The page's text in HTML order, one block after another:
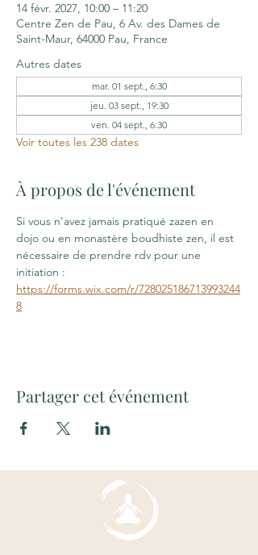
14 févr. 2027, 10:00 – 11:20
Centre Zen de Pau, 6 Av. des Dames de
Saint-Maur, 64000 Pau, France
Autres dates
mar. 01 sept., 6:30
jeu. 03 sept., 19:30
ven. 04 sept., 6:30
Voir toutes les 238 dates
À propos de l'événement
Si vous n'avez jamais pratiqué zazen en
dojo ou en monastère boudhiste zen, il est
nécessaire de prendre rdv pour une
initiation :
https://forms.wix.com/r/728025186713993244
8
Partager cet événement